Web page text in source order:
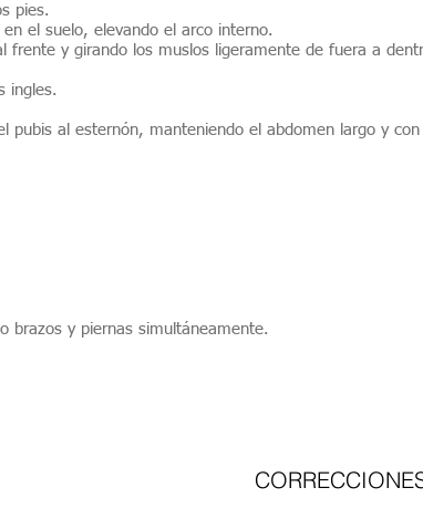
pies.
el suelo, elevando el arco interno.
frente y girando los muslos ligeramente de fuera a
ingles.
pubis al esternón, manteniendo el abdomen largo y
brazos y piernas simultáneamente.